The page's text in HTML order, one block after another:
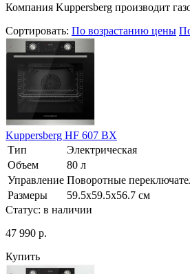
Компания Kuppersberg производит
Сортировать: По возрастанию цены
Kuppersberg HF 607 BX
Тип
Электрическая
Объем
80 л
Управление Поворотные
Размеры
59.5х59.5х56.7 см
Статус: в наличии
47 990 р.
Купить